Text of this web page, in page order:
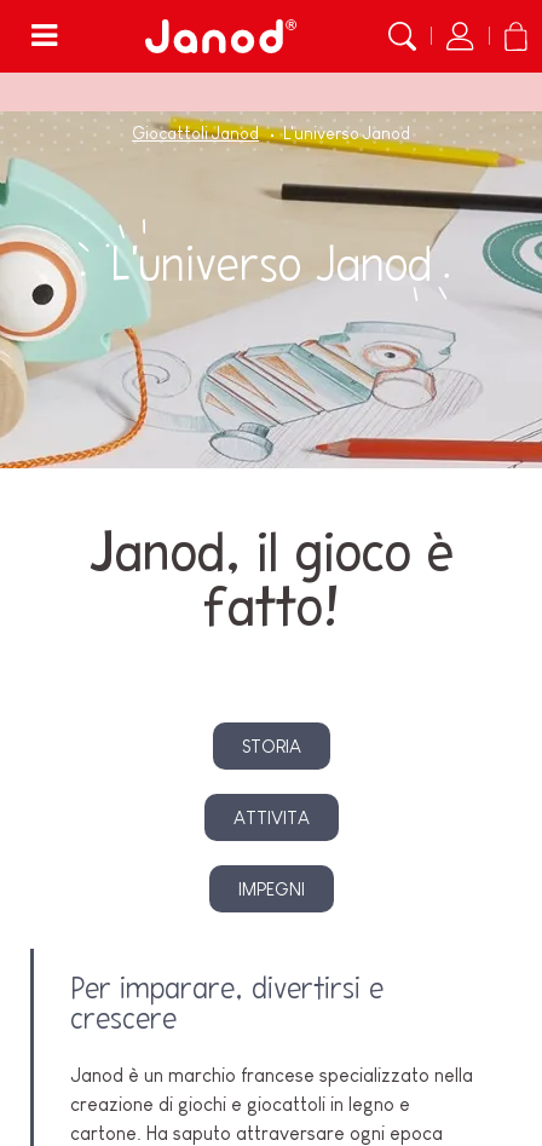
Giocattoli Janod L'universo Janod
L'universo Janod
Janod, il gioco è
fatto!
STORIA
ATTIVITA
IMPEGNI
Per imparare, divertirsi e
crescere
Janod è un marchio francese specializzato nella
creazione di giochi e giocattoli in legno e
cartone. Ha saputo attraversare ogni epoca